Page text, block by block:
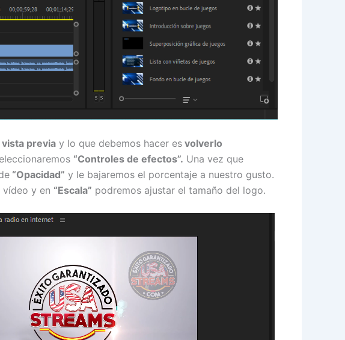
previa y lo que debemos hacer es volverlo
“Controles de efectos”. Una vez que
“Opacidad” y le bajaremos el porcentaje a nuestro gusto.
y en “Escala” podremos ajustar el tamaño del logo.